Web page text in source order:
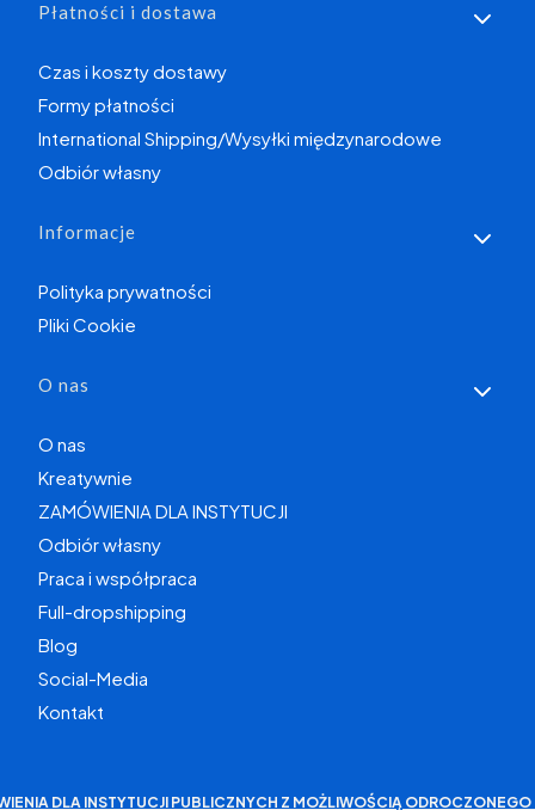
Płatności i dostawa
Czas i koszty dostawy
Formy płatności
International Shipping/Wysyłki międzynarodowe
Odbiór własny
Informacje
Polityka prywatności
Pliki Cookie
O nas
O nas
Kreatywnie
ZAMÓWIENIA DLA INSTYTUCJI
Odbiór własny
Praca i współpraca
Full-dropshipping
Blog
Social-Media
Kontakt
DLA INSTYTUCJI PUBLICZNYCH Z MOŻLIWOŚCIĄ ODROCZONEGO